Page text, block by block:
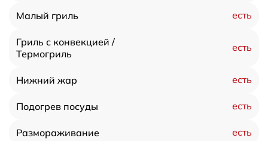
Малый гриль есть
Гриль с конвекцией /
Термогриль
есть
Нижний жар есть
Подогрев посуды есть
Размораживание есть